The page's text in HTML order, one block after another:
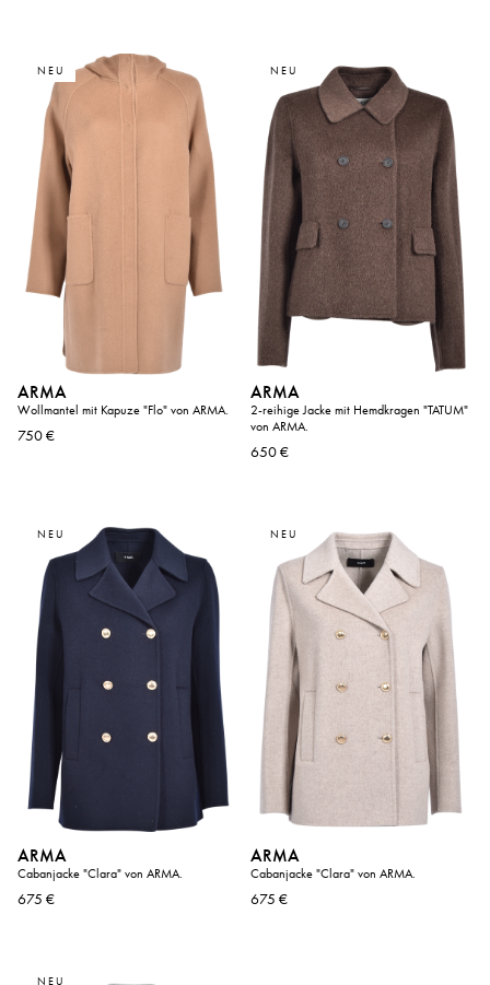
NEU
ARMA
Wollmantel mit Kapuze "Flo" von ARMA.
750 €
NEU
ARMA
2-reihige Jacke mit Hemdkragen "TATUM"
von ARMA.
650 €
NEU
ARMA
Cabanjacke "Clara" von ARMA.
675 €
NEU
ARMA
Cabanjacke "Clara" von ARMA.
675 €
NEU